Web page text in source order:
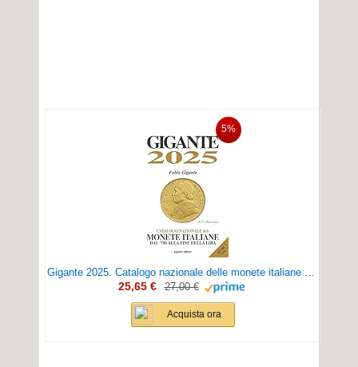
5%
Gigante 2025. Catalogo nazionale delle monete italiane dal '700 alla fine della lira
25,65 € 27,00 €
Acquista ora